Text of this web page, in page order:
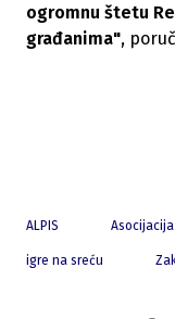
ogromnu štetu
građanima",
ALPIS
igre na sreću